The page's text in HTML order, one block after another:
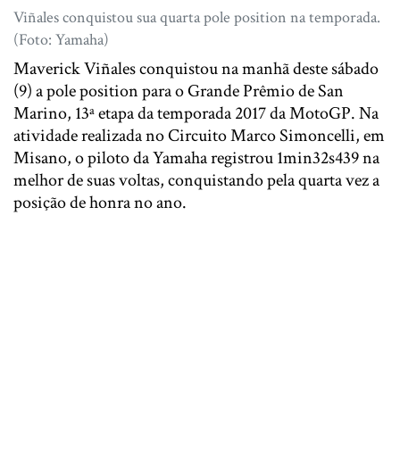
Viñales conquistou sua quarta pole position na temporada.
(Foto: Yamaha)
Maverick Viñales conquistou na manhã deste sábado
(9) a pole position para o Grande Prêmio de San
Marino, 13ª etapa da temporada 2017 da MotoGP. Na
atividade realizada no Circuito Marco Simoncelli, em
Misano, o piloto da Yamaha registrou 1min32s439 na
melhor de suas voltas, conquistando pela quarta vez a
posição de honra no ano.